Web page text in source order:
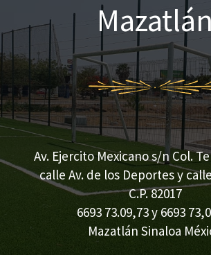
Mazatlán
Av. Ejercito Mexicano s/n Col.
calle Av. de los Deportes y
C.P. 82017
6693 73.09,73 y 6693
Mazatlán Sinaloa